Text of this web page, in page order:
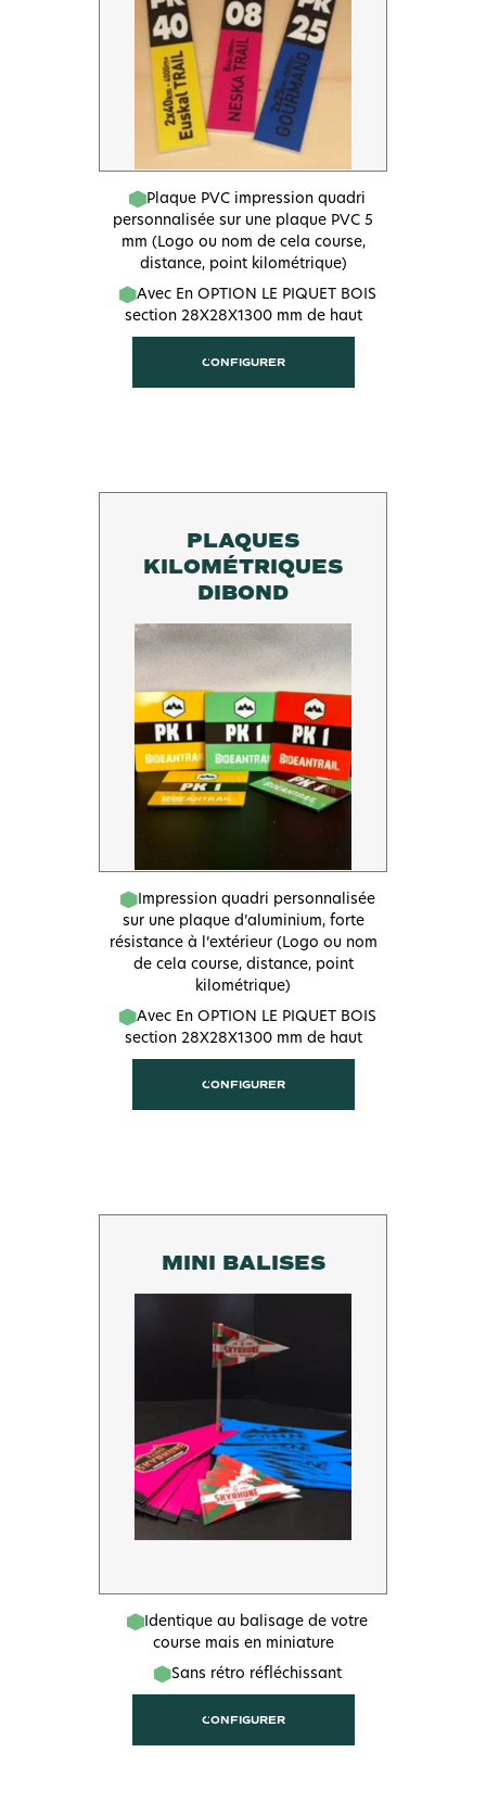
Plaque PVC impression quadri
personnalisée sur une plaque PVC 5
mm (Logo ou nom de cela course,
distance, point kilométrique)
Avec En OPTION LE PIQUET BOIS
section 28X28X1300 mm de haut
CONFIGURER
PLAQUES
KILOMÉTRIQUES
DIBOND
Impression quadri personnalisée
sur une plaque d’aluminium, forte
résistance à l’extérieur (Logo ou nom
de cela course, distance, point
kilométrique)
Avec En OPTION LE PIQUET BOIS
section 28X28X1300 mm de haut
CONFIGURER
MINI BALISES
Identique au balisage de votre
course mais en miniature
Sans rétro réfléchissant
CONFIGURER